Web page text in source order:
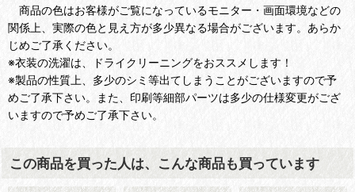
商品の色はお客様がご覧になっているモニター・画面環境などの
関係上、実際の色と見え方が多少異なる場合がございます。あらか
じめご了承ください。
※衣装の洗濯は、ドライクリーニングをおススメします！
※製品の性質上、多少のシミ等出てしまうことがございますので予
めご了承下さい。また、印刷等細部パーツは多少の仕様変更がござ
いますので予めご了承下さい。
この商品を買った人は、こんな商品も買っています